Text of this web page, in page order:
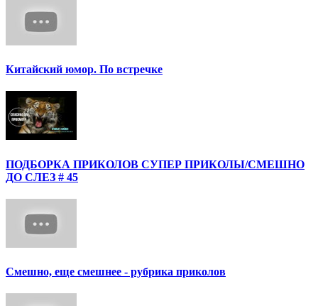
Китайский юмор. По встречке
ПОДБОРКА ПРИКОЛОВ СУПЕР ПРИКОЛЫ/СМЕШНО
ДО СЛЕЗ # 45
Смешно, еще смешнее - рубрика приколов